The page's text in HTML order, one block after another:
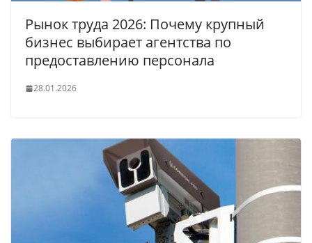
Рынок труда 2026: Почему крупный
бизнес выбирает агентства по
предоставлению персонала
28.01.2026